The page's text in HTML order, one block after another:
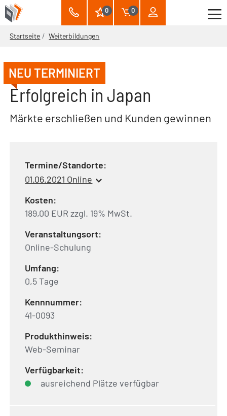
0 0
Startseite Weiterbildungen
NEU TERMINIERT
Erfolgreich in Japan
Märkte erschließen und Kunden gewinnen
Termine/Standorte:
01.06.2021 Online
Kosten:
189,00 EUR zzgl. 19% MwSt.
Veranstaltungsort:
Online-Schulung
Umfang:
0,5 Tage
Kennnummer:
41-0093
Produkthinweis:
Web-Seminar
Verfügbarkeit:
ausreichend Plätze verfügbar